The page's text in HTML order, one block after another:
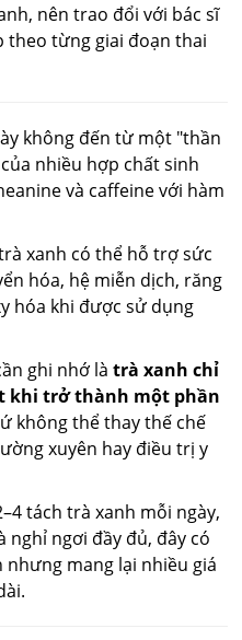
nên trao đổi với bác sĩ
theo từng giai đoạn thai
không đến từ một "thần
nhiều hợp chất sinh
và caffeine với hàm
xanh có thể hỗ trợ sức
hóa, hệ miễn dịch, răng
hóa khi được sử dụng
ghi nhớ làtrà xanh chỉ
khi trở thành một phần
không thể thay thế chế
xuyên hay điều trị y
tách trà xanh mỗi ngày,
ngơi đầy đủ, đây có
mang lại nhiều giá